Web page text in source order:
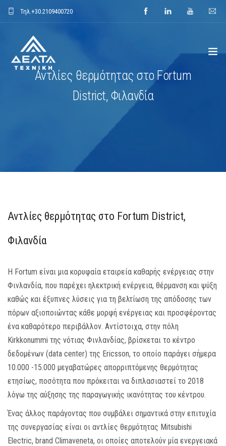
Τηλ.+30.2109400720
ΝΕΑ
MEDIA
ΦΥΛΛΑΔΙΑ
ΕΥΚΑΙΡΙΕΣ ΕΡΓΑΣΙΑΣ
ΕΠΙΚΟΙΝΩΝΙΑ
E-SHOP
Αντλίες θερμότητας στο Fortum
District, Φιλανδία
Αντλίες θερμότητας στο Fortum District,
Φιλανδία
Η Fortum είναι μια κορυφαία εταιρεία καθαρής ενέργειας στην
Φινλανδία, που παρέχει ηλεκτρική ενέργεια, θέρμανση και ψύξη
καθώς και έξυπνες λύσεις για τη βελτίωση της απόδοσης των
πόρων αξιοποιώντας κάθε μορφή ενέργειας και προσφέροντας
ένα καθαρότερο περιβάλλον. Αντίστοιχα, στην πόλη
Kirkkonummi της νότιας Φινλανδίας, βρίσκεται το κέντρο
δεδομένων (data center) της Ericsson, το οποίο παράγει σήμερα
10.000 -15.000 μεγαβατώρες απορριπτόμενης θερμότητας
ετησίως, ποσότητα που πρόκειται να διπλασιαστεί το 2018
λόγω της αύξησης της παραγωγικής ικανότητας του κέντρου.
Ένας άλλος παράγοντας που συμβάλει σημαντικά στην επιτυχία
της συνεργασίας είναι οι αντλίες θερμότητας Mitsubishi
Electric, brand Climaveneta, οι οποίες αποτελούν μία ενεργειακά